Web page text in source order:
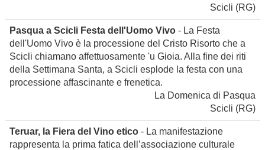
Scicli (RG)
Pasqua a Scicli Festa dell'Uomo Vivo - La Festa
dell'Uomo Vivo è la processione del Cristo Risorto che a
Scicli chiamano affettuosamente 'u Gioia. Alla fine dei riti
della Settimana Santa, a Scicli esplode la festa con una
processione affascinante e frenetica.
La Domenica di Pasqua
Scicli (RG)
Teruar, la Fiera del Vino etico - La manifestazione
rappresenta la prima fatica dell’associazione culturale